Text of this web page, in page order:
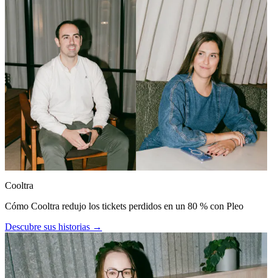
Cooltra
Cómo Cooltra redujo los tickets perdidos en un 80 % con Pleo
Descubre sus historias →